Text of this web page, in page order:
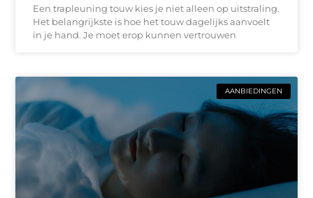
Een trapleuning touw kies je niet alleen op uitstraling.
Het belangrijkste is hoe het touw dagelijks aanvoelt
in je hand. Je moet erop kunnen vertrouwen
AANBIEDINGEN